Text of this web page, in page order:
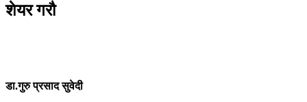
शेयर गरौ
डा.गुरु प्रसाद सुवेदी